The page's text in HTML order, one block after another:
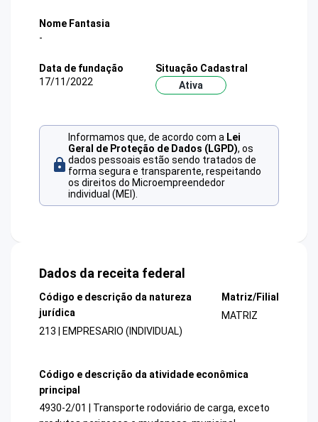
Nome Fantasia
-
Data de fundação
17/11/2022
Situação Cadastral
Ativa
Informamos que, de acordo com a Lei
Geral de Proteção de Dados (LGPD), os
dados pessoais estão sendo tratados de
forma segura e transparente, respeitando
os direitos do Microempreendedor
individual (MEI).
Dados da receita federal
Código e descrição da natureza
jurídica
213 | EMPRESARIO (INDIVIDUAL)
Matriz/Filial
MATRIZ
Código e descrição da atividade econômica
principal
4930-2/01 | Transporte rodoviário de carga, exceto